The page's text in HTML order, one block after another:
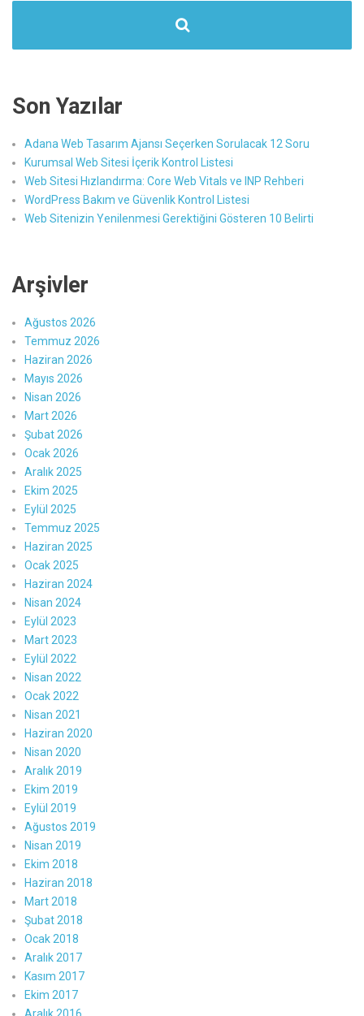
Son Yazılar
Adana Web Tasarım Ajansı Seçerken Sorulacak 12 Soru
Kurumsal Web Sitesi İçerik Kontrol Listesi
Web Sitesi Hızlandırma: Core Web Vitals ve INP Rehberi
WordPress Bakım ve Güvenlik Kontrol Listesi
Web Sitenizin Yenilenmesi Gerektiğini Gösteren 10 Belirti
Arşivler
Ağustos 2026
Temmuz 2026
Haziran 2026
Mayıs 2026
Nisan 2026
Mart 2026
Şubat 2026
Ocak 2026
Aralık 2025
Ekim 2025
Eylül 2025
Temmuz 2025
Haziran 2025
Ocak 2025
Haziran 2024
Nisan 2024
Eylül 2023
Mart 2023
Eylül 2022
Nisan 2022
Ocak 2022
Nisan 2021
Haziran 2020
Nisan 2020
Aralık 2019
Ekim 2019
Eylül 2019
Ağustos 2019
Nisan 2019
Ekim 2018
Haziran 2018
Mart 2018
Şubat 2018
Ocak 2018
Aralık 2017
Kasım 2017
Ekim 2017
Aralık 2016